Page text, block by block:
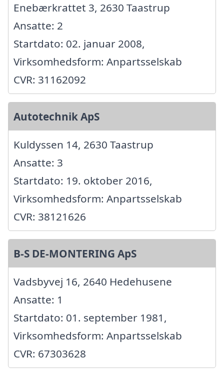
Enebærkrattet 3, 2630 Taastrup
Ansatte: 2
Startdato: 02. januar 2008,
Virksomhedsform: Anpartsselskab
CVR: 31162092
Autotechnik ApS
Kuldyssen 14, 2630 Taastrup
Ansatte: 3
Startdato: 19. oktober 2016,
Virksomhedsform: Anpartsselskab
CVR: 38121626
B-S DE-MONTERING ApS
Vadsbyvej 16, 2640 Hedehusene
Ansatte: 1
Startdato: 01. september 1981,
Virksomhedsform: Anpartsselskab
CVR: 67303628